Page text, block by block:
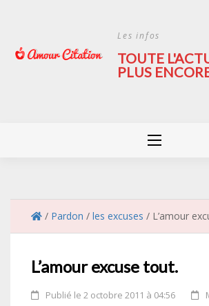
content
Les infos
TOUTE
PLUS
/ Pardon / les excuses / L’amour
L’amour excuse tout.
Publié le 2 octobre 2011 à 04:56